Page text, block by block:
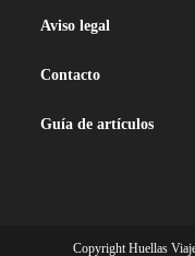
Aviso legal
Contacto
Guía de artículos
Copyright Huellas